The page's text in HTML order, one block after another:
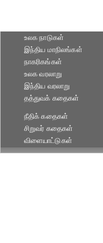
உலக நாடுகள்
இந்திய மாநிலங்கள்
நாகரிகங்கள்
உலக வரலாறு
இந்திய வரலாறு
தத்துவக் கதைகள்
நீதிக் கதைகள்
சிறுவர் கதைகள்
விளையாட்டுகள்